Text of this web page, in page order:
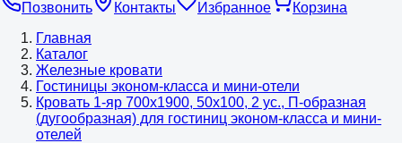
Позвонить
Контакты Избранное
Корзина
Главная
Каталог
Железные кровати
Гостиницы эконом-класса и мини-отели
Кровать 1-яр 700х1900, 50х100, 2 ус., П-образная
(дугообразная) для гостиниц эконом-класса и мини-
отелей